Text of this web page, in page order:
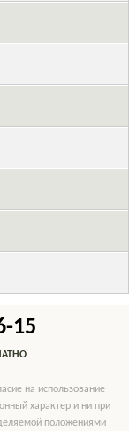
15
на использование
характер и ни при
положениями